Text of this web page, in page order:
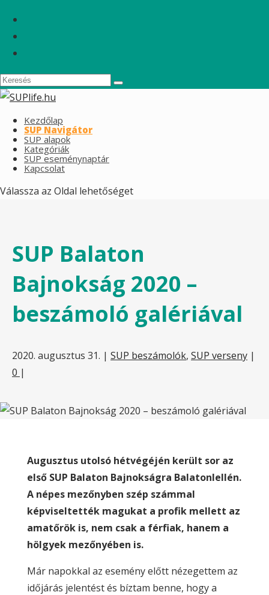
Kezdőlap
SUP Navigátor
SUP alapok
Kategóriák
SUP eseménynaptár
Kapcsolat
Válassza az Oldal lehetőséget
SUP Balaton
Bajnokság 2020 –
beszámoló galériával
2020. augusztus 31. | SUP beszámolók, SUP verseny |
0 |
Augusztus utolsó hétvégéjén került sor az
első SUP Balaton Bajnokságra Balatonlellén.
A népes mezőnyben szép számmal
képviseltették magukat a profik mellett az
amatőrök is, nem csak a férfiak, hanem a
hölgyek mezőnyében is.
Már napokkal az esemény előtt nézegettem az
időjárás jelentést és bíztam benne, hogy a